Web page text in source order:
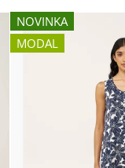
NOVINKA
MODAL